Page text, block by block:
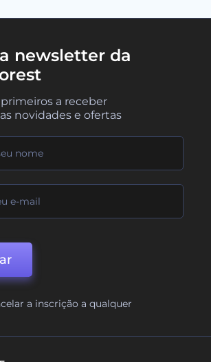
newsletter da
a receber
novidades e ofertas
a inscrição a qualquer